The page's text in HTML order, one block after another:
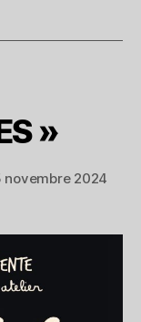
»
novembre 2024